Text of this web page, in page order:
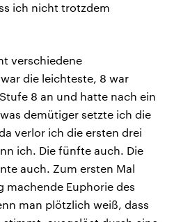
ich nicht trotzdem
verschiedene
die leichteste, 8 war
8 an und hatte nach ein
demütiger setzte ich die
verlor ich die ersten drei
ich. Die fünfte auch. Die
auch. Zum ersten Mal
Euphorie des
man plötzlich weiß, dass